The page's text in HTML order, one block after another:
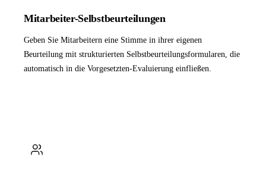
Mitarbeiter-Selbstbeurteilungen
Geben Sie Mitarbeitern eine Stimme in ihrer eigenen
Beurteilung mit strukturierten Selbstbeurteilungsformularen, die
automatisch in die Vorgesetzten-Evaluierung einfließen.